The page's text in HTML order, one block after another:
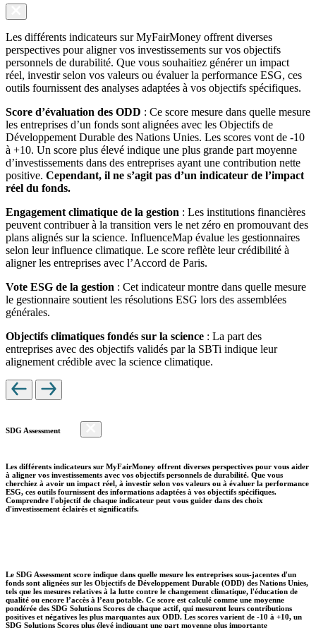
Les différents indicateurs sur MyFairMoney offrent diverses
perspectives pour aligner vos investissements sur vos objectifs
personnels de durabilité. Que vous souhaitiez générer un impact
réel, investir selon vos valeurs ou évaluer la performance ESG, ces
outils fournissent des analyses adaptées à vos objectifs spécifiques.
Score d’évaluation des ODD : Ce score mesure dans quelle mesure
les entreprises d’un fonds sont alignées avec les Objectifs de
Développement Durable des Nations Unies. Les scores vont de -10
à +10. Un score plus élevé indique une plus grande part moyenne
d’investissements dans des entreprises ayant une contribution nette
positive. Cependant, il ne s’agit pas d’un indicateur de l’impact
réel du fonds.
Engagement climatique de la gestion : Les institutions financières
peuvent contribuer à la transition vers le net zéro en promouvant des
plans alignés sur la science. InfluenceMap évalue les gestionnaires
selon leur influence climatique. Le score reflète leur crédibilité à
aligner les entreprises avec l’Accord de Paris.
Vote ESG de la gestion : Cet indicateur montre dans quelle mesure
le gestionnaire soutient les résolutions ESG lors des assemblées
générales.
Objectifs climatiques fondés sur la science : La part des
entreprises avec des objectifs validés par la SBTi indique leur
alignement crédible avec la science climatique.
SDG Assessment
Les différents indicateurs sur MyFairMoney offrent diverses perspectives pour vous aider
à aligner vos investissements avec vos objectifs personnels de durabilité. Que vous
cherchiez à avoir un impact réel, à investir selon vos valeurs ou à évaluer la performance
ESG, ces outils fournissent des informations adaptées à vos objectifs spécifiques.
Comprendre l'objectif de chaque indicateur peut vous guider dans des choix
d'investissement éclairés et significatifs.
Le SDG Assessment score indique dans quelle mesure les entreprises sous-jacentes d'un
fonds sont alignées sur les Objectifs de Développement Durable (ODD) des Nations Unies,
tels que les mesures relatives à la lutte contre le changement climatique, l'éducation de
qualité ou encore l’accès à l’eau potable. Ce score est calculé comme une moyenne
pondérée des SDG Solutions Scores de chaque actif, qui mesurent leurs contributions
positives et négatives les plus marquantes aux ODD. Les scores varient de -10 à +10, un
SDG Solutions Scores plus élevé indiquant une part moyenne plus importante